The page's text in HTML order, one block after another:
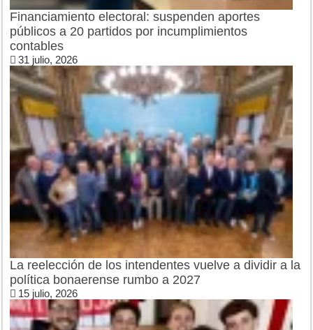
Financiamiento electoral: suspenden aportes
públicos a 20 partidos por incumplimientos
contables
31 julio, 2026
La reelección de los intendentes vuelve a dividir a la
política bonaerense rumbo a 2027
15 julio, 2026